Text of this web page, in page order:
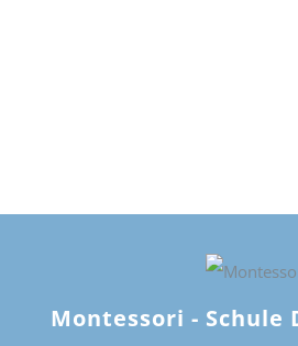
Montessori - Schule